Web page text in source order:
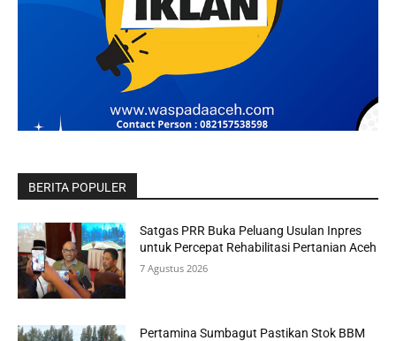
BERITA POPULER
Satgas PRR Buka Peluang Usulan Inpres
untuk Percepat Rehabilitasi Pertanian Aceh
7 Agustus 2026
Pertamina Sumbagut Pastikan Stok BBM